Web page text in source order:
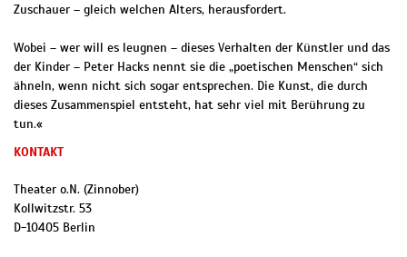
Zuschauer – gleich welchen Alters, herausfordert.
Wobei – wer will es leugnen – dieses Verhalten der Künstler und das
der Kinder – Peter Hacks nennt sie die „poetischen Menschen“ sich
ähneln, wenn nicht sich sogar entsprechen. Die Kunst, die durch
dieses Zusammenspiel entsteht, hat sehr viel mit Berührung zu
tun.«
KONTAKT
Theater o.N. (Zinnober)
Kollwitzstr. 53
D-10405 Berlin